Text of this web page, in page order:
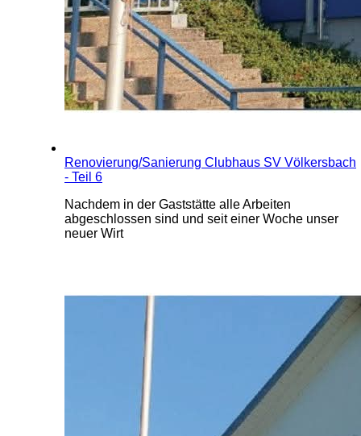
Renovierung/Sanierung Clubhaus SV Völkersbach
- Teil 6
Nachdem in der Gaststätte alle Arbeiten
abgeschlossen sind und seit einer Woche unser
neuer Wirt